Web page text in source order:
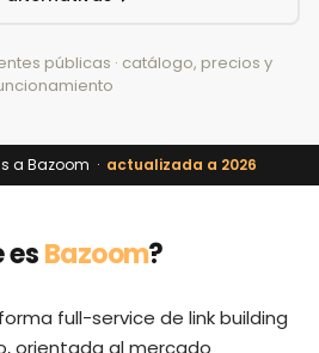
públicas · catálogo, precios y
a Bazoom · actualizada a 2026
esBazoom?
full-service de link building
orientada al mercado